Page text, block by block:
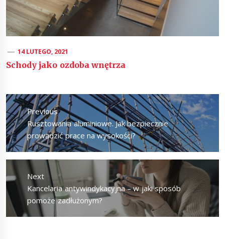
14 LUTEGO, 2021
Schody jako ozdoba wnętrza
Nawigacja
wpisuPrevious
Previous
post:
Rusztowania aluminiowe. Jak bezpiecznie
prowadzić prace na wysokości?
Next
Next
post:
Kancelaria antywindykacyjna – w jaki sposób
pomoże zadłużonym?